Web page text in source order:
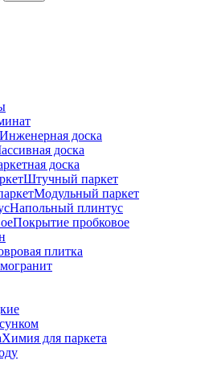
Инженерная доска
доска
доска
Штучный паркет
Модульный паркет
Напольный плинтус
Покрытие пробковое
плитка
Химия для паркета